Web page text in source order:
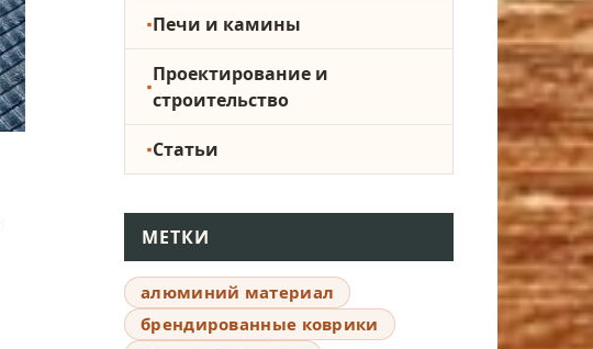
Печи и камины
Проектирование и
строительство
Статьи
МЕТКИ
алюминий материал
брендированные коврики